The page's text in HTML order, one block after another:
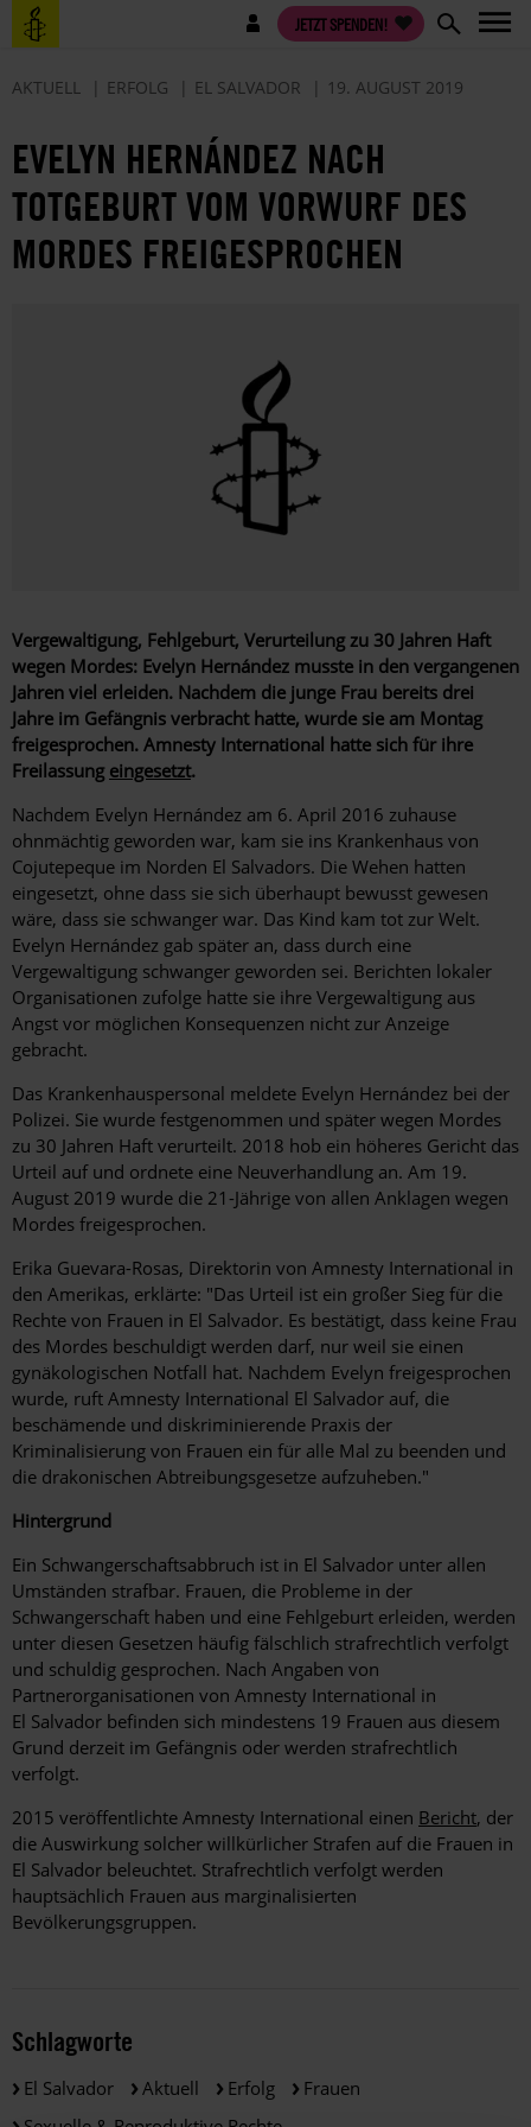
Direkt
zum
Benutzermenü JETZT SPENDEN!
AKTUELL ERFOLG EL SALVADOR 19. AUGUST 2019
EVELYN HERNÁNDEZ NACH
TOTGEBURT VOM VORWURF DES
MORDES FREIGESPROCHEN
Vergewaltigung, Fehlgeburt, Verurteilung zu 30 Jahren Haft
wegen Mordes: Evelyn Hernández musste in den vergangenen
Jahren viel erleiden. Nachdem die junge Frau bereits drei
Jahre im Gefängnis verbracht hatte, wurde sie am Montag
freigesprochen. Amnesty International hatte sich für ihre
Freilassung eingesetzt.
Nachdem Evelyn Hernández am 6. April 2016 zuhause
ohnmächtig geworden war, kam sie ins Krankenhaus von
Cojutepeque im Norden El Salvadors. Die Wehen hatten
eingesetzt, ohne dass sie sich überhaupt bewusst gewesen
wäre, dass sie schwanger war. Das Kind kam tot zur Welt.
Evelyn Hernández gab später an, dass durch eine
Vergewaltigung schwanger geworden sei. Berichten lokaler
Organisationen zufolge hatte sie ihre Vergewaltigung aus
Angst vor möglichen Konsequenzen nicht zur Anzeige
gebracht.
Das Krankenhauspersonal meldete Evelyn Hernández bei der
Polizei. Sie wurde festgenommen und später wegen Mordes
zu 30 Jahren Haft verurteilt. 2018 hob ein höheres Gericht das
Urteil auf und ordnete eine Neuverhandlung an. Am 19.
August 2019 wurde die 21-Jährige von allen Anklagen wegen
Mordes freigesprochen.
Erika Guevara-Rosas, Direktorin von Amnesty International in
den Amerikas, erklärte: "Das Urteil ist ein großer Sieg für die
Rechte von Frauen in El Salvador. Es bestätigt, dass keine Frau
des Mordes beschuldigt werden darf, nur weil sie einen
gynäkologischen Notfall hat. Nachdem Evelyn freigesprochen
wurde, ruft Amnesty International El Salvador auf, die
beschämende und diskriminierende Praxis der
Kriminalisierung von Frauen ein für alle Mal zu beenden und
die drakonischen Abtreibungsgesetze aufzuheben."
Hintergrund
Ein Schwangerschaftsabbruch ist in El Salvador unter allen
Umständen strafbar. Frauen, die Probleme in der
Schwangerschaft haben und eine Fehlgeburt erleiden, werden
unter diesen Gesetzen häufig fälschlich strafrechtlich verfolgt
und schuldig gesprochen. Nach Angaben von
Partnerorganisationen von Amnesty International in
El Salvador befinden sich mindestens 19 Frauen aus diesem
Grund derzeit im Gefängnis oder werden strafrechtlich
verfolgt.
2015 veröffentlichte Amnesty International einen Bericht, der
die Auswirkung solcher willkürlicher Strafen auf die Frauen in
El Salvador beleuchtet. Strafrechtlich verfolgt werden
hauptsächlich Frauen aus marginalisierten
Bevölkerungsgruppen.
Schlagworte
El Salvador Aktuell Erfolg
Frauen